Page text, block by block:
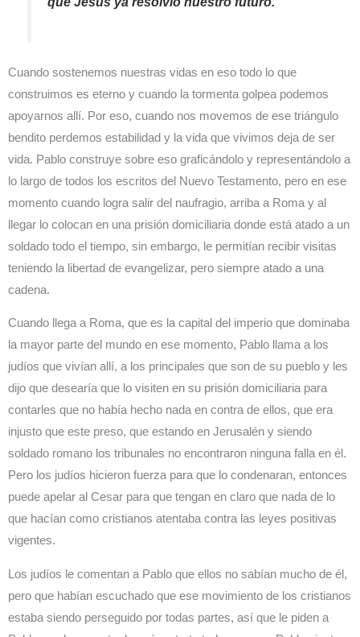
Cuando sostenemos nuestras vidas en eso todo lo que
construimos es eterno y cuando la tormenta golpea podemos
apoyarnos allí. Por eso, cuando nos movemos de ese triángulo
bendito perdemos estabilidad y la vida que vivimos deja de ser
vida. Pablo construye sobre eso graficándolo y representándolo a
lo largo de todos los escritos del Nuevo Testamento, pero en ese
momento cuando logra salir del naufragio, arriba a Roma y al
llegar lo colocan en una prisión domiciliaria donde está atado a un
soldado todo el tiempo, sin embargo, le permitían recibir visitas
teniendo la libertad de evangelizar, pero siempre atado a una
cadena.
Cuando llega a Roma, que es la capital del imperio que dominaba
la mayor parte del mundo en ese momento, Pablo llama a los
judíos que vivían allí, a los principales que son de su pueblo y les
dijo que desearía que lo visiten en su prisión domiciliaria para
contarles que no había hecho nada en contra de ellos, que era
injusto que este preso, que estando en Jerusalén y siendo
soldado romano los tribunales no encontraron ninguna falla en él.
Pero los judíos hicieron fuerza para que lo condenaran, entonces
puede apelar al Cesar para que tengan en claro que nada de lo
que hacían como cristianos atentaba contra las leyes positivas
vigentes.
Los judíos le comentan a Pablo que ellos no sabían mucho de él,
pero que habían escuchado que ese movimiento de los cristianos
estaba siendo perseguido por todas partes, así que le piden a